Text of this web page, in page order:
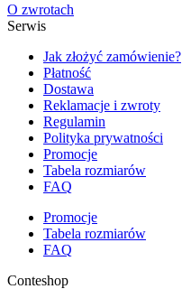
O zwrotach
Serwis
Jak złożyć zamówienie?
Płatność
Dostawa
Reklamacje i zwroty
Regulamin
Polityka prywatności
Promocje
Tabela rozmiarów
FAQ
Promocje
Tabela rozmiarów
FAQ
Conteshop